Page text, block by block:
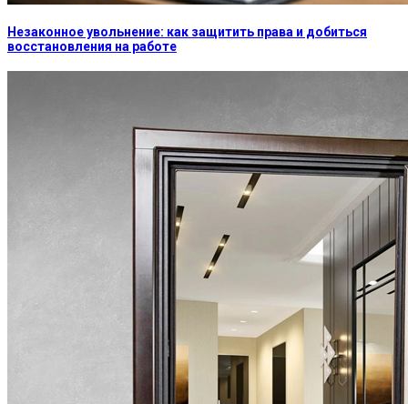
Незаконное увольнение: как защитить права и добиться
восстановления на работе